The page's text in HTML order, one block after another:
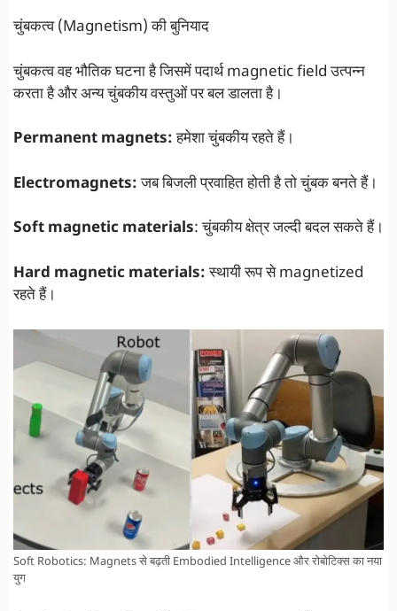
चुंबकत्व (Magnetism) की बुनियाद
चुंबकत्व वह भौतिक घटना है जिसमें पदार्थ magnetic field उत्पन्न
करता है और अन्य चुंबकीय वस्तुओं पर बल डालता है।
Permanent magnets:हमेशा चुंबकीय रहते हैं।
Electromagnets:जब बिजली प्रवाहित होती है तो चुंबक बनते हैं।
Soft magnetic materials: चुंबकीय क्षेत्र जल्दी बदल सकते हैं।
Hard magnetic materials:स्थायी रूप से magnetized
रहते हैं।
Soft Robotics: Magnets से बढ़ती Embodied Intelligence और रोबोटिक्स का नया
युग